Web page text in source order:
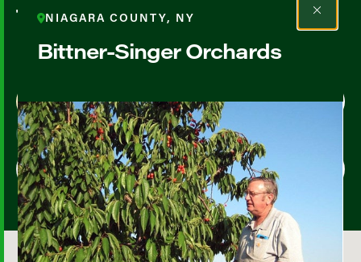
Todos los agricultores y
productores
Map View List View
NIAGARA COUNTY, NY
Bittner-Singer Orchards